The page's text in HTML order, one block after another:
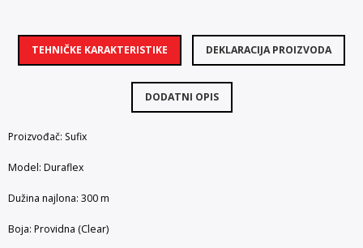
TEHNIČKE KARAKTERISTIKE DEKLARACIJA PROIZVODA
DODATNI OPIS
Proizvođač: Sufix
Model: Duraflex
Dužina najlona: 300 m
Boja: Providna (Clear)